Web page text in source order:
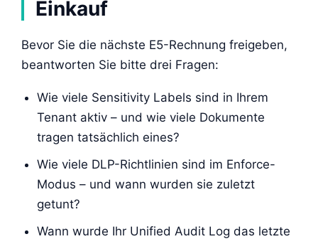
Einkauf
Bevor Sie die nächste E5-Rechnung freigeben,
beantworten Sie bitte drei Fragen:
Wie viele Sensitivity Labels sind in Ihrem
Tenant aktiv – und wie viele Dokumente
tragen tatsächlich eines?
Wie viele DLP-Richtlinien sind im Enforce-
Modus – und wann wurden sie zuletzt
getunt?
Wann wurde Ihr Unified Audit Log das letzte